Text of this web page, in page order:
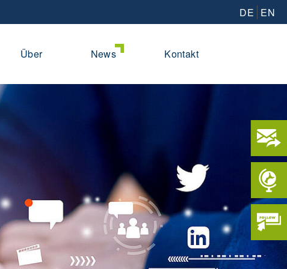
DE EN
Über News Kontakt